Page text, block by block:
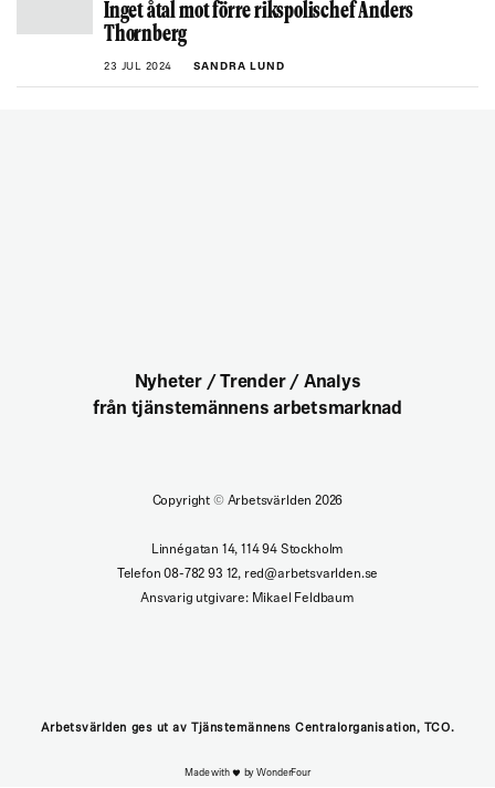
Inget åtal mot förre rikspolischef Anders
Thornberg
23 JUL 2024 SANDRA LUND
Nyheter / Trender / Analys
från tjänstemännens arbetsmarknad
Copyright ©Arbetsvärlden 2026
Linnégatan 14, 114 94 Stockholm
Telefon 08-782 93 12, red@arbetsvarlden.se
Ansvarig utgivare: Mikael Feldbaum
Arbetsvärlden ges ut av Tjänstemännens Centralorganisation, TCO.
Made with by WonderFour